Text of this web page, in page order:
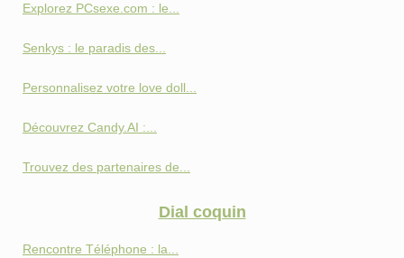
Explorez PCsexe.com : le...
Senkys : le paradis des...
Personnalisez votre love doll...
Découvrez Candy.AI :...
Trouvez des partenaires de...
Dial coquin
Rencontre Téléphone : la...